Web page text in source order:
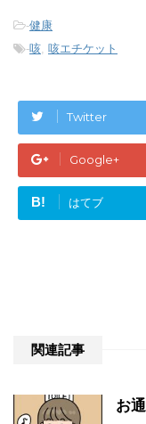
-健康
-咳 咳エチケット
Twitter
Google+
B! はてブ
関連記事
お